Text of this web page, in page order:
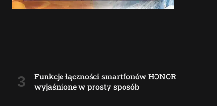
Funkcje łączności smartfonów HONOR
wyjaśnione w prosty sposób